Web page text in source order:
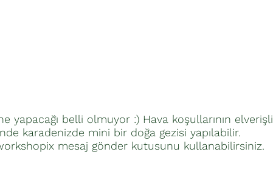
yapacağı belli olmuyor :) Hava koşullarının elverişli
karadenizde mini bir doğa gezisi yapılabilir.
mesaj gönder kutusunu kullanabilirsiniz.